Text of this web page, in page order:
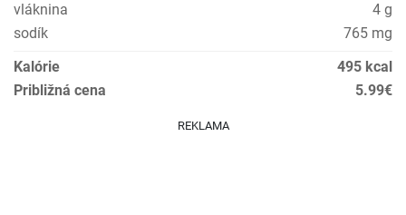
vláknina
4 g
sodík
765 mg
Kalórie
495 kcal
Približná cena
5.99€
REKLAMA